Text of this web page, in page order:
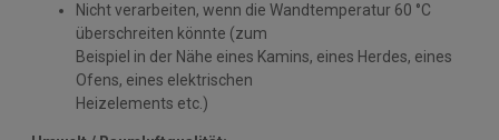
Nicht verarbeiten, wenn die Wandtemperatur 60 °C
überschreiten könnte (zum
Beispiel in der Nähe eines Kamins, eines Herdes, eines
Ofens, eines elektrischen
Heizelements etc.)